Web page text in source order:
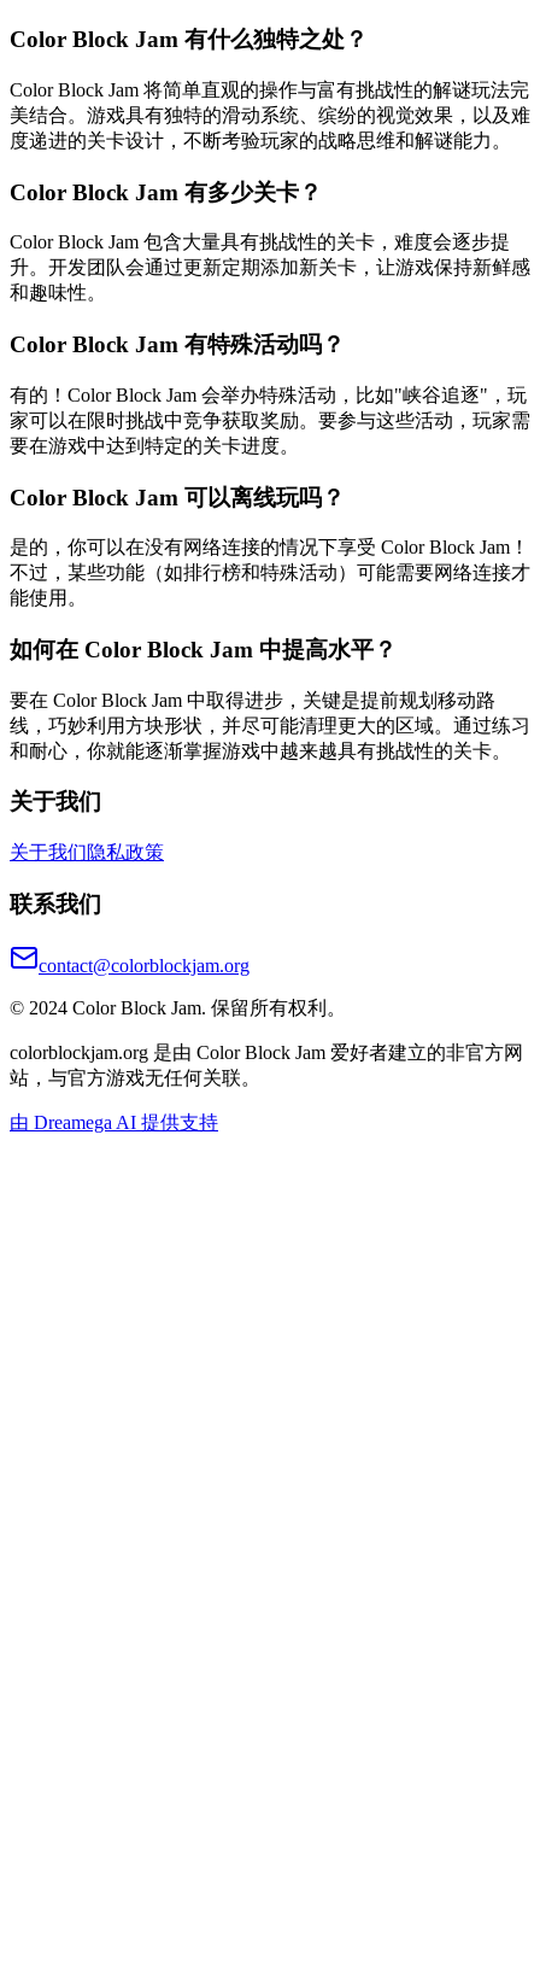
Color Block Jam 有什么独特之处？
Color Block Jam 将简单直观的操作与富有挑战性的解谜玩法完
美结合。游戏具有独特的滑动系统、缤纷的视觉效果，以及难
度递进的关卡设计，不断考验玩家的战略思维和解谜能力。
Color Block Jam 有多少关卡？
Color Block Jam 包含大量具有挑战性的关卡，难度会逐步提
升。开发团队会通过更新定期添加新关卡，让游戏保持新鲜感
和趣味性。
Color Block Jam 有特殊活动吗？
有的！Color Block Jam 会举办特殊活动，比如"峡谷追逐"，玩
家可以在限时挑战中竞争获取奖励。要参与这些活动，玩家需
要在游戏中达到特定的关卡进度。
Color Block Jam 可以离线玩吗？
是的，你可以在没有网络连接的情况下享受 Color Block Jam！
不过，某些功能（如排行榜和特殊活动）可能需要网络连接才
能使用。
如何在 Color Block Jam 中提高水平？
要在 Color Block Jam 中取得进步，关键是提前规划移动路
线，巧妙利用方块形状，并尽可能清理更大的区域。通过练习
和耐心，你就能逐渐掌握游戏中越来越具有挑战性的关卡。
关于我们
关于我们隐私政策
联系我们
contact@colorblockjam.org
© 2024 Color Block Jam. 保留所有权利。
colorblockjam.org 是由 Color Block Jam 爱好者建立的非官方网
站，与官方游戏无任何关联。
由 Dreamega AI 提供支持